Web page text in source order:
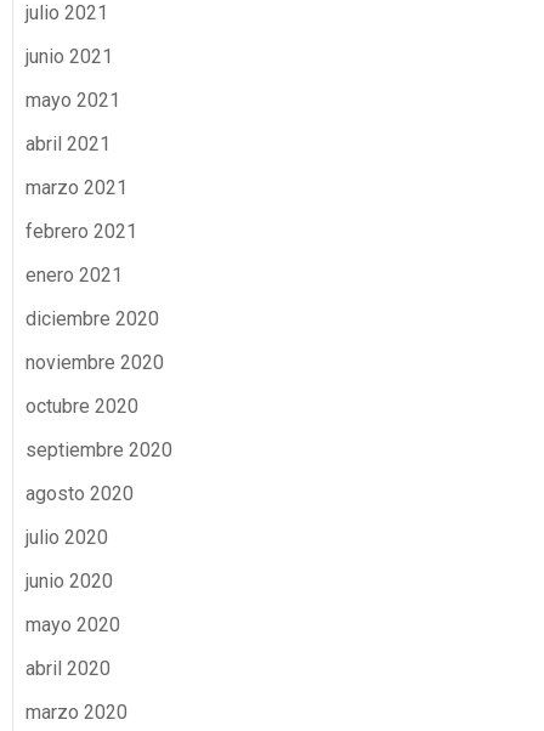
julio 2021
junio 2021
mayo 2021
abril 2021
marzo 2021
febrero 2021
enero 2021
diciembre 2020
noviembre 2020
octubre 2020
septiembre 2020
agosto 2020
julio 2020
junio 2020
mayo 2020
abril 2020
marzo 2020